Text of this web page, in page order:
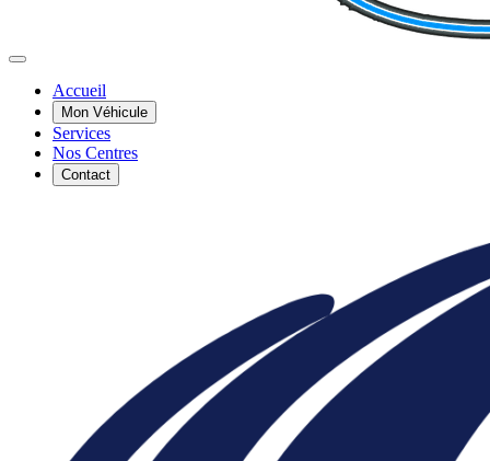
Accueil
Mon Véhicule
Services
Nos Centres
Contact